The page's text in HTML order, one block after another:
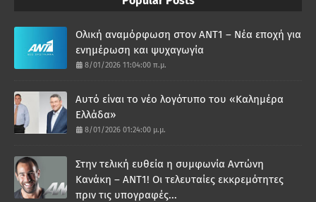
Ολική αναμόρφωση στον ΑΝΤ1 – Νέα εποχή για
ενημέρωση και ψυχαγωγία
8/01/2026 11:04:00 π.μ.
Αυτό είναι το νέο λογότυπο του «Καλημέρα
Ελλάδα»
8/01/2026 01:24:00 μ.μ.
Στην τελική ευθεία η συμφωνία Αντώνη
Κανάκη – ΑΝΤ1! Οι τελευταίες εκκρεμότητες
πριν τις υπογραφές...